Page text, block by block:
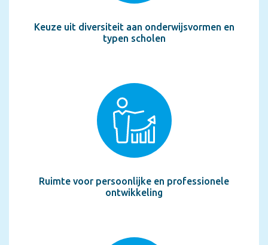
Werken aan mogelijkheden
Parmant Florian is een eigentijdse en praktijkgerichte
voor op een zelfstandige toekomst waarin ze hun
steentje bijdragen aan de maatschappij. Een
toekomst die vraagt om zelfbewuste en
sociaalvaardige jongeren die hun weg weten te
vinden naar een zinvolle plek in de maatschappij.
Stap voor stap, via in- en externe stages, leren,
begeleiden en coachen we onze leerlingen hun
basisvaardigheden toe te passen en te ontdekken
Keuze uit diversiteit aan onderwijsvormen en
typen scholen
Ruimte voor persoonlijke en professionele
ontwikkeling